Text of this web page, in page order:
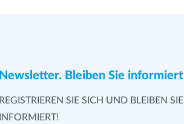
Newsletter. Bleiben Sie informiert
REGISTRIEREN SIE SICH UND BLEIBEN SIE
INFORMIERT!